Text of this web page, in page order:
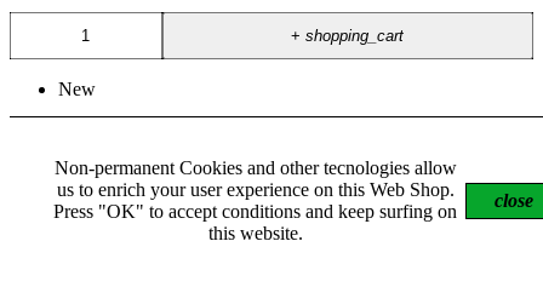
Non-permanent Cookies and other tecnologies allow
us to enrich your user experience on this Web Shop.
Press "OK" to accept conditions and keep surfing on
this website.
close
+shopping_cart
New